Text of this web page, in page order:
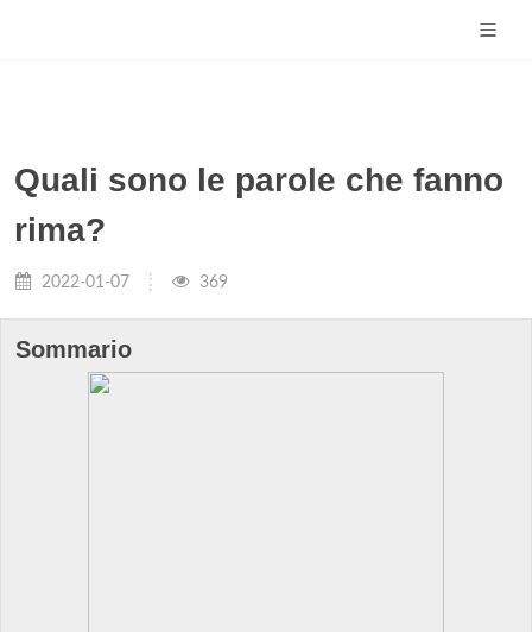
Quali sono le parole che fanno
rima?
2022-01-07 369
Sommario